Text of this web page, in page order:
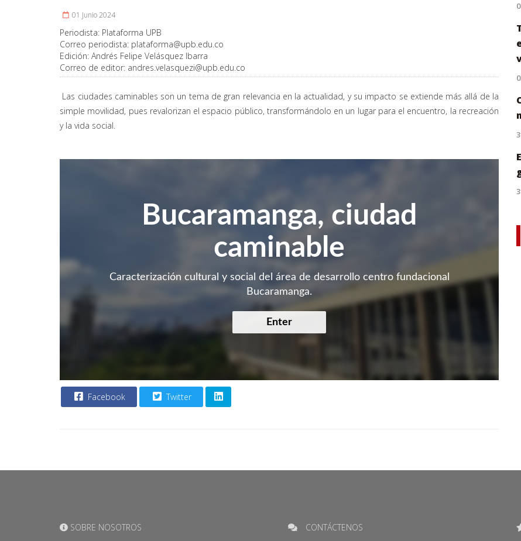
01 Junio 2024
Periodista: Plataforma UPB
Correo periodista: plataforma@upb.edu.co
Edición: Andrés Felipe Velásquez Ibarra
Correo de editor: andres.velasquezi@upb.edu.co
Las ciudades caminables son un tema de gran relevancia en la actualidad, y su impacto se extiende más allá de la
simple movilidad, pues revalorizan el espacio público, transformándolo en un lugar para el encuentro, la recreación
y la vida social.
Bucaramanga, ciudad
caminable
Caracterización cultural y social del área de desarrollo centro fundacional
Bucaramanga.
Enter
Facebook Twitter
SOBRE NOSOTROS CONTÁCTENOS